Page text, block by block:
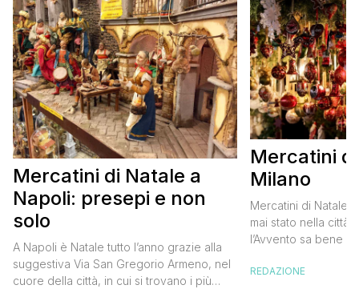
Mercatini di Natale a
Napoli: presepi e non
solo
A Napoli è Natale tutto l’anno grazie alla
suggestiva Via San Gregorio Armeno, nel
cuore della città, in cui si trovano i più
Mercatini
Milano
Mercatini di Natale
mai stato nella città
l’Avvento sa bene
in cui vivere al
REDAZIONE